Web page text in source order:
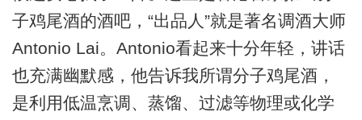
子鸡尾酒的酒吧，“出品人”就是著名调酒大师
Antonio Lai。Antonio看起来十分年轻，讲话
也充满幽默感，他告诉我所谓分子鸡尾酒，
是利用低温烹调、蒸馏、过滤等物理或化学